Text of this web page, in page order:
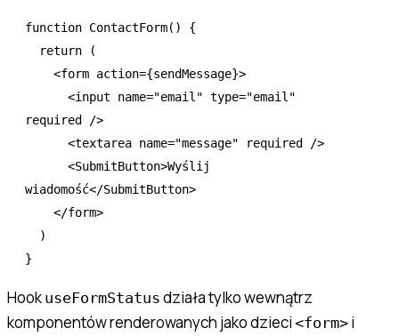
function ContactForm() {
  return
(
    <
form action={sendMessage}>
      <
input name="email" type="email"
required
/>
      <
textarea name="message" required
/>
      <
SubmitButton>Wyślij
wiadomość</SubmitButton>
    </
form>
  )
}
Hook useFormStatus działa tylko wewnątrz
komponentów renderowanych jako dzieci <form> i